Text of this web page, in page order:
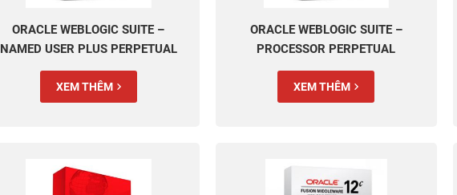
ORACLE WEBLOGIC SUITE –
NAMED USER PLUS PERPETUAL
XEM THÊM
ORACLE WEBLOGIC SUITE –
PROCESSOR PERPETUAL
XEM THÊM